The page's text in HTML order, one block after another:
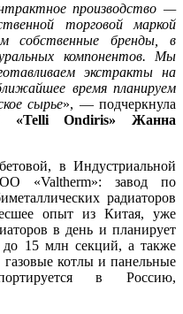
производство —
торговой маркой
собственные бренды, в
компонентов. Мы
экстракты на
время планируем
сырье», — подчеркнула
«Telli Ondiris» Жанна
в Индустриальной
«Valtherm»: завод по
радиаторов
опыт из Китая, уже
в день и планирует
до 15 млн секций, а также
котлы и панельные
в Россию,